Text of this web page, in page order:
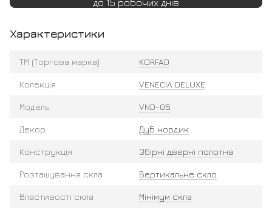
до 15 робочих днів
Характеристики
ТМ (Торгова марка) KORFAD
Колекція VENECIA DELUXE
Модель VND-05
Декор Дуб нордик
Конструкція Збірні дверні полотна
Розташування скла Вертикальне скло
Властивості скла Мінімум скла